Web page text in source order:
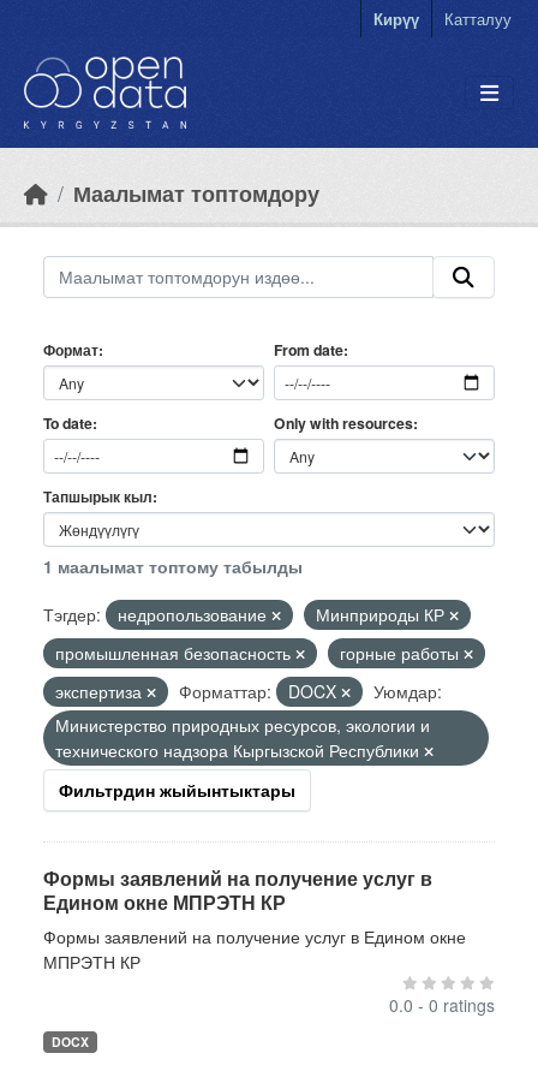
Кирүү Катталуу
Маалымат топтомдору
Формат From date
To date Only with resources
Тапшырык кыл
1 маалымат топтому табылды
Тэгдер:
недропользование
Минприроды КР
промышленная безопасность
горные работы
экспертиза
Форматтар: DOCX
Уюмдар:
Министерство природных ресурсов, экологии и
технического надзора Кыргызской Республики
Фильтрдин жыйынтыктары
Формы заявлений на получение услуг в
Едином окне МПРЭТН КР
Формы заявлений на получение услуг в Едином окне
МПРЭТН КР
0.0 - 0 ratings
DOCX